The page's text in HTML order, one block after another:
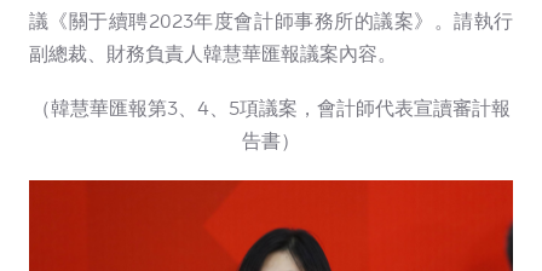
議《關于續聘2023年度會計師事務所的議案》。請執行
副總裁、財務負責人韓慧華匯報議案內容。
（韓慧華匯報第3、4、5項議案，會計師代表宣讀審計報
告書）